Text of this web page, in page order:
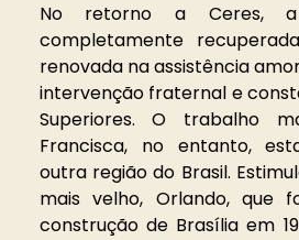
No retorno a Ceres, a
completamente
renovada na assistência
intervenção fraternal e
Superiores. O trabalho
Francisca, no entanto,
outra região do Brasil.
mais velho, Orlando, que
construção de Brasília em